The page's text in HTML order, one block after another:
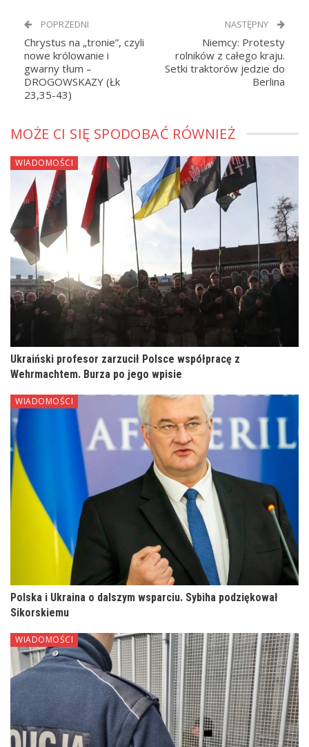
POPRZEDNI
Chrystus na „tronie”, czyli
nowe królowanie i
gwarny tłum –
DROGOWSKAZY (Łk
23,35-43)
NASTĘPNY
Niemcy: Protesty
rolników z całego kraju.
Setki traktorów jedzie do
Berlina
MOŻE CI SIĘ SPODOBAĆ RÓWNIEŻ
WIADOMOŚCI
Ukraiński profesor zarzucił Polsce współpracę z
Wehrmachtem. Burza po jego wpisie
WIADOMOŚCI
Polska i Ukraina o dalszym wsparciu. Sybiha podziękował
Sikorskiemu
WIADOMOŚCI